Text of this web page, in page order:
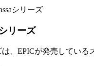
リーズ
は、EPICが発売している